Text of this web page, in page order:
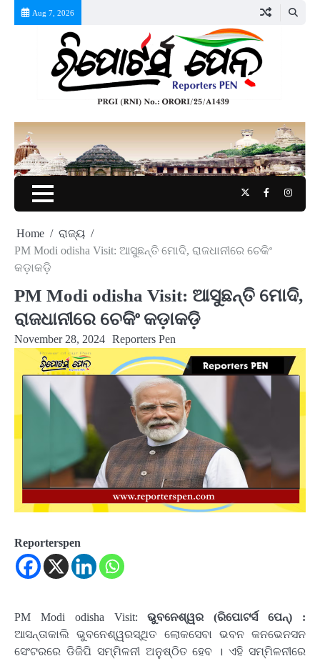
Aug 7, 2026
TwitterFacebook
Home
ରାଜ୍ୟ
PM Modi odisha Visit: ଆସୁଛନ୍ତି ମୋଦି, ରାଜଧାନୀରେ ଚେକିଂ
କଡ଼ାକଡ଼ି
PM Modi odisha Visit: ଆସୁଛନ୍ତି ମୋଦି,
ରାଜଧାନୀରେ ଚେକିଂ କଡ଼ାକଡ଼ି
November 28, 2024 Reporters Pen
Reporterspen
PM Modi odisha Visit: ଭୁବନେଶ୍ୱର (ରିପୋଟର୍ସ ପେନ୍‌) :
ଆସନ୍ତାକାଲି ଭୁବନେଶ୍ୱରସ୍ଥିତ ଲୋକସେବା ଭବନ କନଭେନସନ
ସେଂଟରରେ ଡିଜିପି ସମ୍ମିଳନୀ ଅନୁଷ୍ଠିତ ହେବ । ଏହି ସମ୍ମିଳନୀରେ